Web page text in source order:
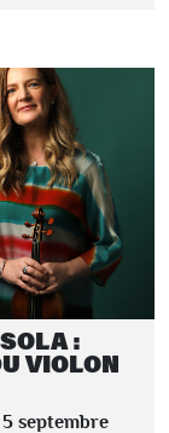
:
VIOLON
septembre